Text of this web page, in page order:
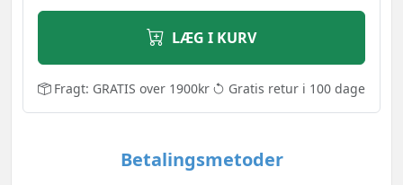
LÆG I KURV
Fragt: GRATIS over 1900kr Gratis retur i 100 dage
Betalingsmetoder